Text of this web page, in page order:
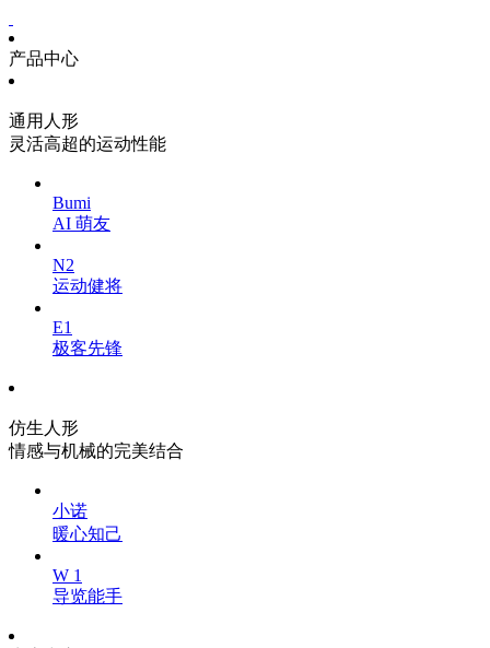
产品中心
通用人形
灵活高超的运动性能
Bumi
AI 萌友
N2
运动健将
E1
极客先锋
仿生人形
情感与机械的完美结合
小诺
暖心知己
W 1
导览能手